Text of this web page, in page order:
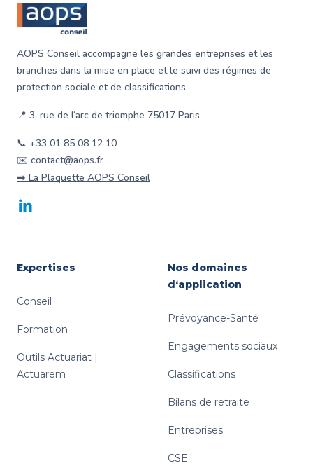
AOPS Conseil accompagne les grandes entreprises et les
branches dans la mise en place et le suivi des régimes de
protection sociale et de classifications
📍 3, rue de l‘arc de triomphe 75017 Paris
📞 +33 01 85 08 12 10
✉️ contact@aops.fr
➡️ La Plaquette AOPS Conseil
LinkedIn
Expertises
Conseil
Formation
Outils Actuariat |
Actuarem
Nos domaines
d‘application
Prévoyance-Santé
Engagements sociaux
Classifications
Bilans de retraite
Entreprises
CSE